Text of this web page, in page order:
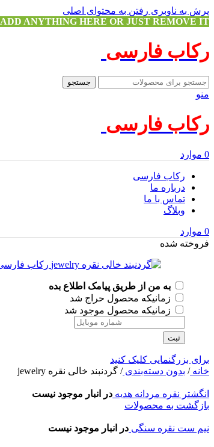
پرش به ناوبری رفتن به محتوای اصلی
ADD ANYTHING HERE OR JUST REMOVE IT…
رکاب فارسی
جستجو
منو
رکاب فارسی
0 موارد
رکاب فارسی
درباره ما
تماس با ما
وبلاگ
0 موارد
فروخته شده
به من از طریق پیامک اطلاع بده
زمانیکه محصول حراج شد
زمانیکه محصول موجود شد
ثبت
برای بزرگنمایی کلیک کنید
خانه/ بدون دسته‌بندی/ گردنبند خالی نقره jewelry
انگشتر نقره مردانه هدیه در انبار موجود نیست
بازگشت به محصولات
نیم ست نقره سنگی در انبار موجود نیست